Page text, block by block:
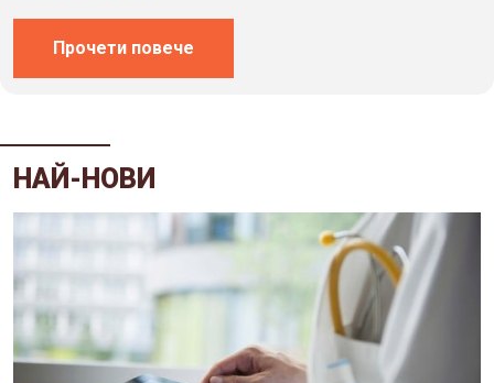
Прочети повече
НАЙ-НОВИ